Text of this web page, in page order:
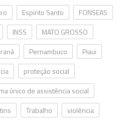
Espirito Santo
FONSEAS
INSS
MATO GROSSO
Pernambuco
Piaui
proteção social
único de assistência social
Trabalho violência